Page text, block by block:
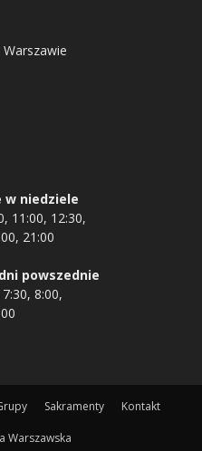
w niedziele
11:00, 12:30,
21:00
powszednie
8:00,
Sakramenty Kontakt
Warszawska